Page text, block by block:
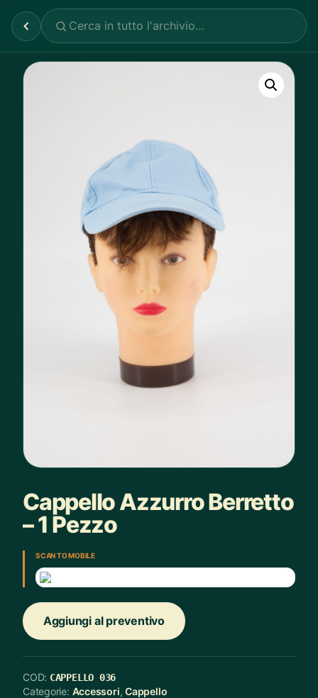
Cappello Azzurro Berretto
– 1 Pezzo
SCAN TO MOBILE
Aggiungi al preventivo
COD: CAPPELLO 036
Categorie: Accessori,Cappello